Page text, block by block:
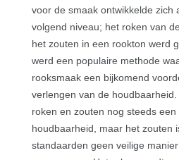
voor de smaak ontwikkelde zich
volgend niveau; het roken van
het zouten in een rookton werd
werd een populaire methode
rooksmaak een bijkomend
verlengen van de houdbaarheid.
roken en zouten nog steeds
houdbaarheid, maar het zouten
standaarden geen veilige